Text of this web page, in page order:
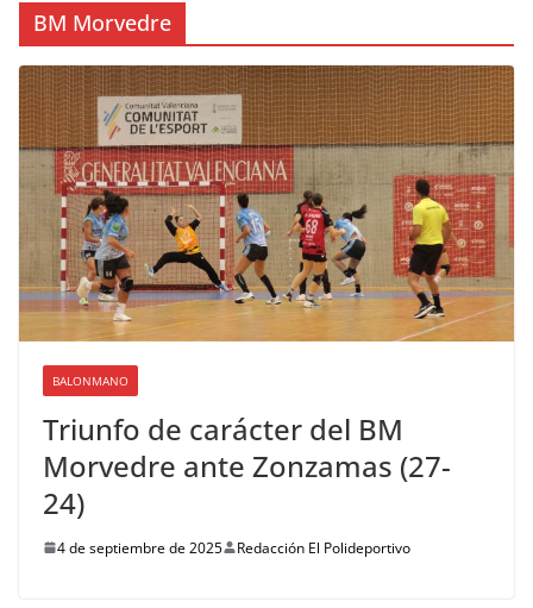
BM Morvedre
BALONMANO
Triunfo de carácter del BM
Morvedre ante Zonzamas (27-
24)
4 de septiembre de 2025 Redacción El Polideportivo